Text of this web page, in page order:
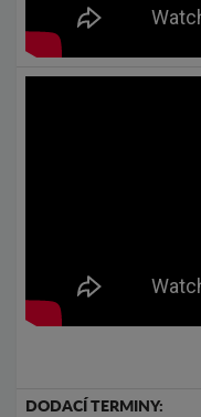
DODACÍ TERMINY: